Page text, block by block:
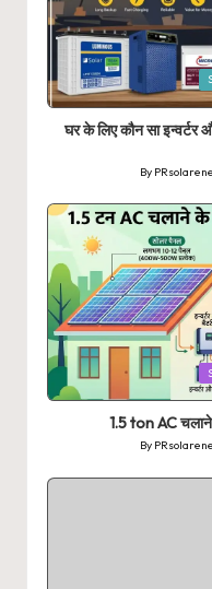
Posted
in
घर के लिए कौन सा इन्वर्टर
Posted
by
By
Posted
in
1.5 ton AC
Posted
By